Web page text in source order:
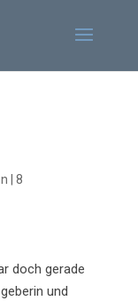
8
doch gerade
und